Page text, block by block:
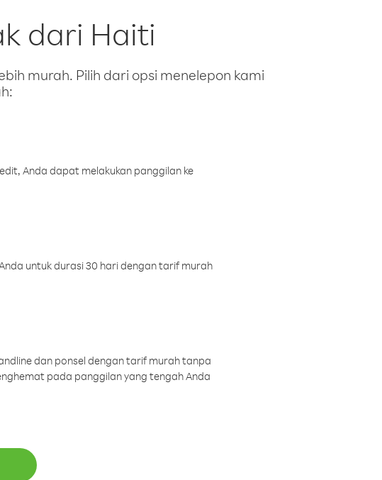
dari Haiti
murah. Pilih dari opsi menelepon kami
Anda dapat melakukan panggilan ke
untuk durasi 30 hari dengan tarif murah
dan ponsel dengan tarif murah tanpa
pada panggilan yang tengah Anda